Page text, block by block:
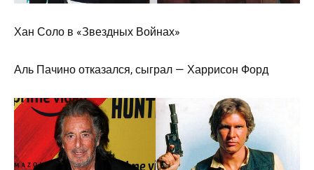
Хан Соло в «Звездных Войнах»
Аль Пачино отказался, сыграл — Харрисон Форд